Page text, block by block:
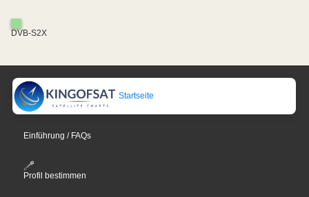
DVB-S2X
Startseite
Einführung / FAQs
Profil bestimmen